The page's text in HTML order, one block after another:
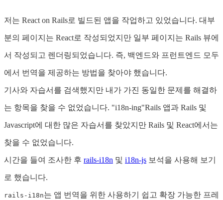
저는 React on Rails로 빌드된 앱을 작업하고 있었습니다. 대부
분의 페이지는 React로 작성되었지만 일부 페이지는 Rails 뷰에
서 작성되고 렌더링되었습니다. 즉, 백엔드와 프런트엔드 모두
에서 번역을 제공하는 방법을 찾아야 했습니다.
기사와 자습서를 검색했지만 내가 가진 동일한 문제를 해결하
는 항목을 찾을 수 없었습니다. "i18n-ing"Rails 앱과 Rails 및
Javascript에 대한 많은 자습서를 찾았지만 Rails 및 React에서는
찾을 수 없었습니다.
시간을 들여 조사한 후 rails-i18n 및 i18n-js 보석을 사용해 보기
로 했습니다.
rails-i18n는 앱 번역을 위한 사용하기 쉽고 확장 가능한 프레